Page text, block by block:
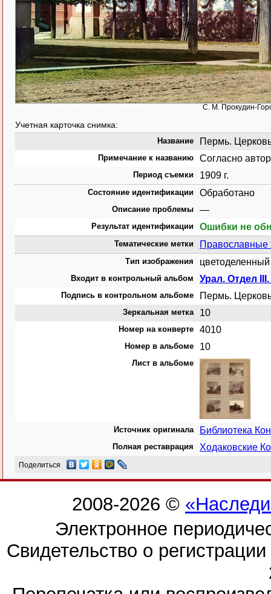
С. М. Прокудин-
Учетная карточка снимка:
Название Пермь.
Примечание к названию Согласно
Период съемки 1909 г.
Состояние идентификации Обработано
Описание проблемы —
Результат идентификации Ошибки не
Тематические метки
Тип изображения
Входит в контрольный альбом Урал. Отдел
Подпись в контрольном альбоме Пермь.
Зеркальная метка 10
Номер на конверте 4010
Номер в альбоме 10
Лист в альбоме
Источник оригинала Библиотека
Полная реставрация Ходаковские
Поделиться
2008-2026 ©
Электронное
Свидетельство о